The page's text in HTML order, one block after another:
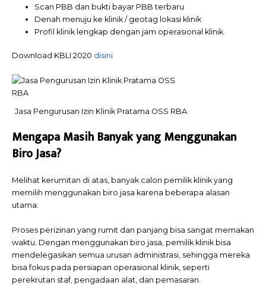
Scan PBB dan bukti bayar PBB terbaru
Denah menuju ke klinik / geotag lokasi klinik
Profil klinik lengkap dengan jam operasional klinik.
Download KBLI 2020 disini
Jasa Pengurusan Izin Klinik Pratama OSS RBA
Mengapa Masih Banyak yang Menggunakan
Biro Jasa?
Melihat kerumitan di atas, banyak calon pemilik klinik yang
memilih menggunakan biro jasa karena beberapa alasan
utama:
Proses perizinan yang rumit dan panjang bisa sangat memakan
waktu. Dengan menggunakan biro jasa, pemilik klinik bisa
mendelegasikan semua urusan administrasi, sehingga mereka
bisa fokus pada persiapan operasional klinik, seperti
perekrutan staf, pengadaan alat, dan pemasaran.